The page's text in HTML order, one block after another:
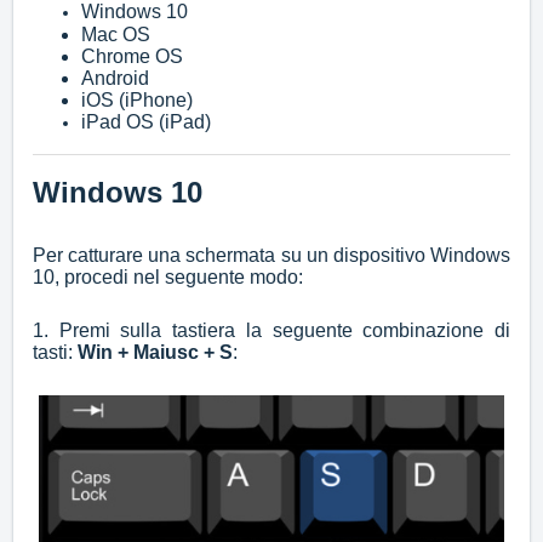
Windows 10
Mac OS
Chrome OS
Android
iOS (iPhone)
iPad OS (iPad)
Windows 10
Per catturare una schermata su un dispositivo Windows
10, procedi nel seguente modo:
1. Premi sulla tastiera la seguente combinazione di
tasti: Win + Maiusc + S: